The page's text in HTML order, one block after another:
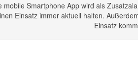
mobile Smartphone App wird als
Einsatz immer aktuell halten.
Einsatz